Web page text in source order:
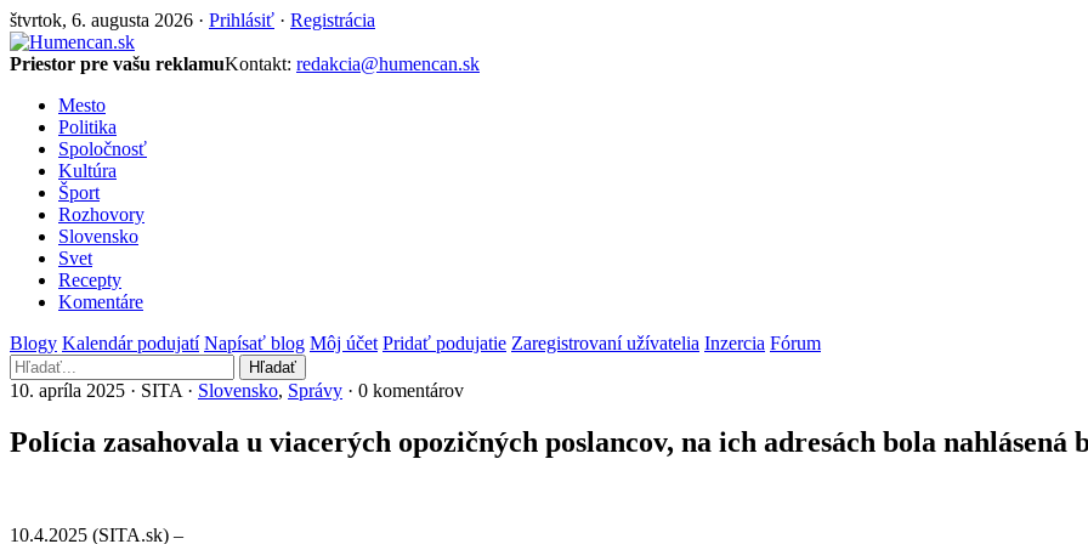
štvrtok, 6. augusta 2026 · Prihlásiť · Registrácia
Priestor pre vašu reklamuKontakt: redakcia@humencan.sk
Mesto
Politika
Spoločnosť
Kultúra
Šport
Rozhovory
Slovensko
Svet
Recepty
Komentáre
Blogy Kalendár podujatí Napísať blog Môj účet Pridať podujatie Zaregistrovaní užívatelia Inzercia Fórum
Hľadať
10. apríla 2025 · SITA · Slovensko, Správy · 0 komentárov
Polícia zasahovala u viacerých opozičných poslancov, na ich adresách bola nahlásená
10.4.2025 (SITA.sk) –